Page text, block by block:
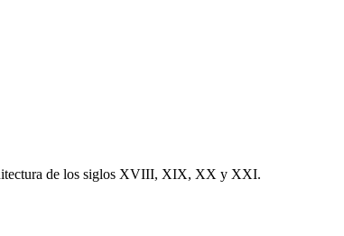
de los siglos XVIII, XIX, XX y XXI.